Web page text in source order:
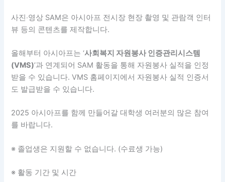
사진‧영상 SAM은 아시아프 전시장 현장 촬영 및 관람객 인터
뷰 등의 콘텐츠를 제작합니다.
올해부터 아시아프는 ‘사회복지 자원봉사 인증관리시스템
(VMS)’과 연계되어 SAM 활동을 통해 자원봉사 실적을 인정
받을 수 있습니다. VMS 홈페이지에서 자원봉사 실적 인증서
도 발급받을 수 있습니다.
2025 아시아프를 함께 만들어갈 대학생 여러분의 많은 참여
를 바랍니다.
※ 졸업생은 지원할 수 없습니다. (수료생 가능)
※ 활동 기간 및 시간